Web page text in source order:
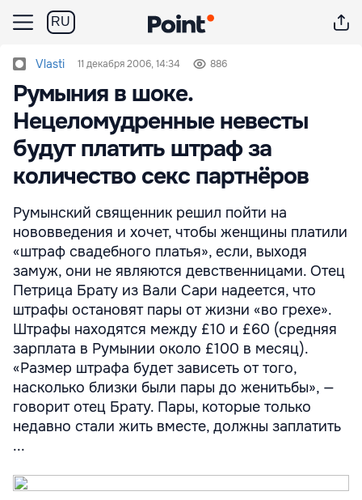
RU
Vlasti 11 декабря 2006, 14:34 886
Румыния в шоке.
Нецеломудренные невесты
будут платить штраф за
количество секс партнёров
Румынский священник решил пойти на
нововведения и хочет, чтобы женщины платили
«штраф свадебного платья», если, выходя
замуж, они не являются девственницами. Отец
Петрица Брату из Вали Сари надеется, что
штрафы остановят пары от жизни «во грехе».
Штрафы находятся между £10 и £60 (средняя
зарплата в Румынии около £100 в месяц).
«Размер штрафа будет зависеть от того,
насколько близки были пары до женитьбы», —
говорит отец Брату. Пары, которые только
недавно стали жить вместе, должны заплатить
...